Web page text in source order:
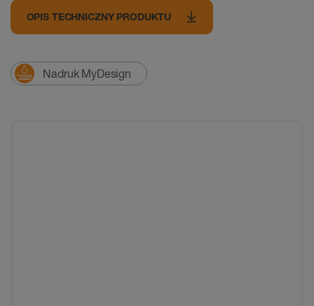
OPIS TECHNICZNY PRODUKTU
Nadruk MyDesign